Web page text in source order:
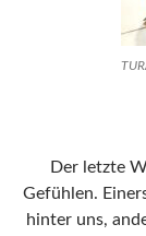
Der letzte
Gefühlen.
hinter uns,